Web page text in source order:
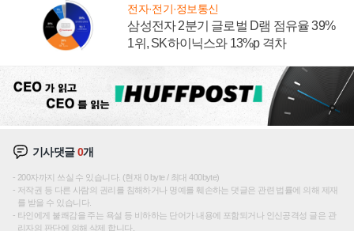
전자·전기·정보통신
삼성전자 2분기 글로벌 D램 점유율 39%
1위, SK하이닉스와 13%p 격차
기사댓글0개
200자까지 쓰실 수 있습니다. (현재 0 byte / 최대 400byte)
저작권 등 다른 사람의 권리를 침해하거나 명예를 훼손하는 댓글은 관련 법률에 의해 제재
를 받을 수 있습니다.
타인에게 불쾌감을 주는 욕설 등 비하하는 단어가 내용에 포함되거나 인신공격성 글은 관
리자의 판단에 의해 삭제 합니다.